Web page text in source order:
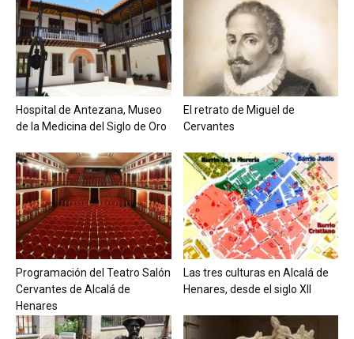
Hospital de Antezana, Museo
de la Medicina del Siglo de Oro
El retrato de Miguel de
Cervantes
Programación del Teatro Salón
Cervantes de Alcalá de
Henares
Las tres culturas en Alcalá de
Henares, desde el siglo XII